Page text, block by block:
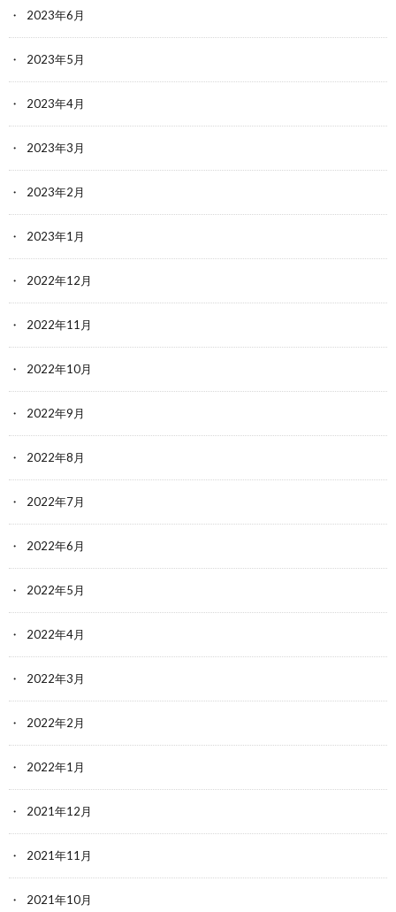
2023年6月
2023年5月
2023年4月
2023年3月
2023年2月
2023年1月
2022年12月
2022年11月
2022年10月
2022年9月
2022年8月
2022年7月
2022年6月
2022年5月
2022年4月
2022年3月
2022年2月
2022年1月
2021年12月
2021年11月
2021年10月